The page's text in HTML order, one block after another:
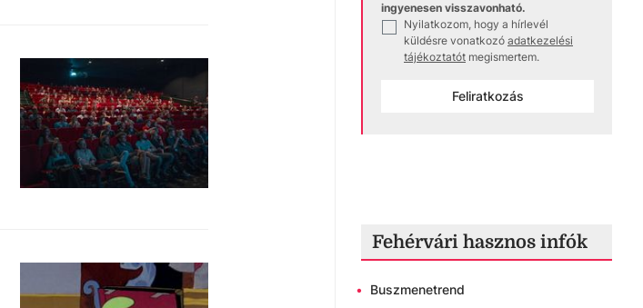
ingyenesen visszavonható.
Nyilatkozom, hogy a hírlevél
küldésre vonatkozó adatkezelési
tájékoztatót megismertem.
Feliratkozás
Fehérvári hasznos infók
• Buszmenetrend